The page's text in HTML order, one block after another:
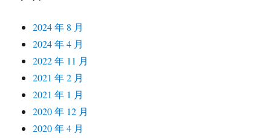
2024 年 8 月
2024 年 4 月
2022 年 11 月
2021 年 2 月
2021 年 1 月
2020 年 12 月
2020 年 4 月